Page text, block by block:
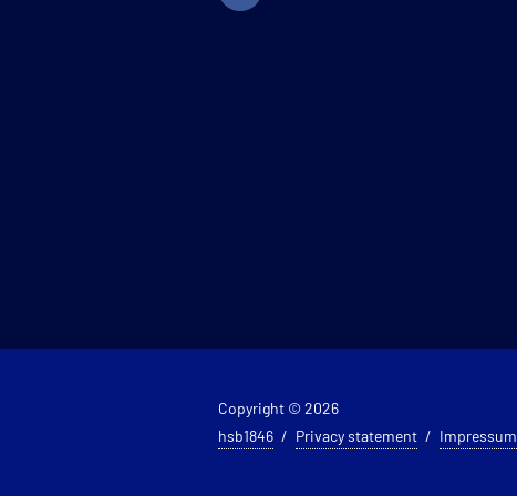
Copyright © 2026
hsb1846
Privacy statement Impressum